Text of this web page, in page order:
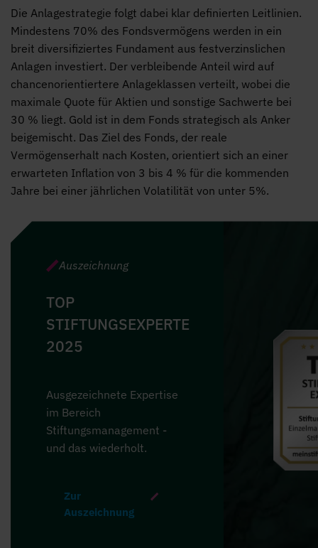
Die Anlagestrategie folgt dabei klar definierten Leitlinien.
Mindestens 70% des Fondsvermögens werden in ein
breit diversifiziertes Fundament aus festverzinslichen
Anlagen investiert. Der verbleibende Anteil wird auf
chancenorientiertere Anlageklassen verteilt, wobei die
maximale Quote für Aktien und sonstige Sachwerte bei
30 % liegt. Gold ist in dem Fonds strategisch als Anker
beigemischt. Das Ziel des Fonds, der reale
Vermögenserhalt nach Kosten, orientiert sich an einer
erwarteten Inflation von 3 bis 4 % für die kommenden
Jahre bei einer jährlichen Volatilität von unter 5%.
Auszeichnung
TOP
STIFTUNGSEXPERTE
2025
Ausgezeichnete Expertise
im Bereich
Stiftungsmanagement -
und das wiederholt.
Zur
Auszeichnung